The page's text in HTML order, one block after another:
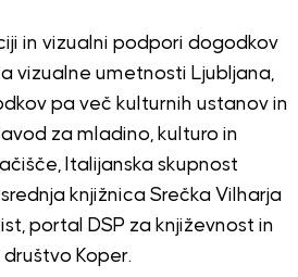
in vizualni podpori dogodkov
vizualne umetnosti Ljubljana,
pa več kulturnih ustanov in
za mladino, kulturo in
Italijanska skupnost
knjižnica Srečka Vilharja
portal DSP za književnost in
Koper.